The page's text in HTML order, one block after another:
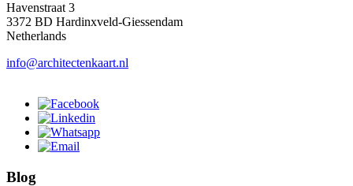
Havenstraat 3
3372 BD Hardinxveld-Giessendam
Netherlands
info@architectenkaart.nl
Blog